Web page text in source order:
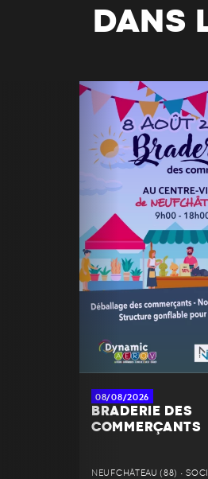
DANS
08/08/2026
BRADERIE DES
COMMERÇANTS
NEUFCHÂTEAU (88) •